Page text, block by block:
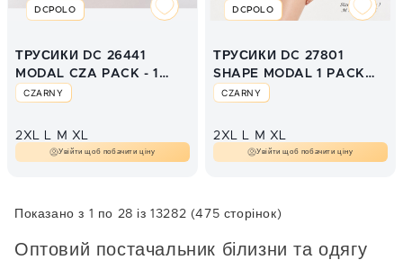
DCPOLO
ТРУСИКИ DC 26441
MODAL CZA PACK - 1
SZT
CZARNY
2XL L M XL
Увійти щоб побачити ціну
DCPOLO
ТРУСИКИ DC 27801
SHAPE MODAL 1 PACK
CZARNY
CZARNY
2XL L M XL
Увійти щоб побачити ціну
Показано з 1 по 28 із 13282 (475 сторінок)
Оптовий постачальник білизни та одягу